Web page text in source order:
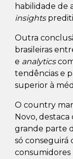
habilidade de
insights
Outra
brasileiras
e analytics
tendências e
superior à
O country
Novo,
grande parte
só conseguirá
consumidores